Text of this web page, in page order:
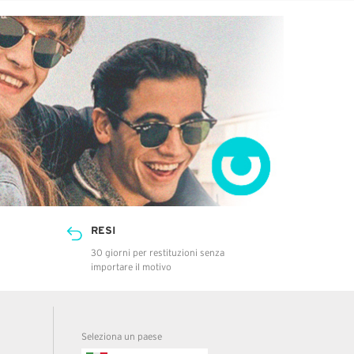
RESI
30 giorni per restituzioni senza
importare il motivo
Seleziona un paese